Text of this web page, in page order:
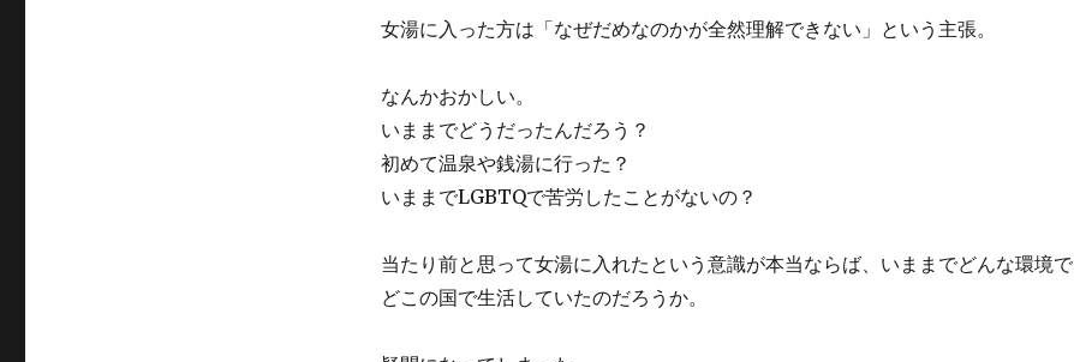
女湯に入った方は「なぜだめなのかが全然理解できない」という主張。
なんかおかしい。
いままでどうだったんだろう？
初めて温泉や銭湯に行った？
いままでLGBTQで苦労したことがないの？
当たり前と思って女湯に入れたという意識が本当ならば、いままでどんな環境で
どこの国で生活していたのだろうか。